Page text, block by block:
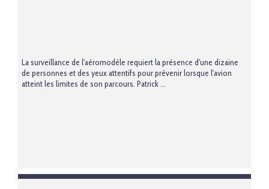
La surveillance de l'aéromodèle requiert la présence d'une dizaine
de personnes et des yeux attentifs pour prévenir lorsque l'avion
atteint les limites de son parcours. Patrick ...